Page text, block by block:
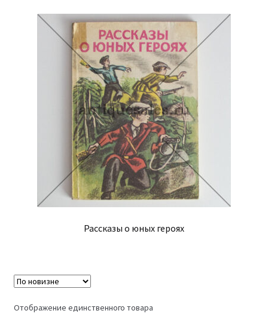
Рассказы о юных героях
Отображение единственного товара